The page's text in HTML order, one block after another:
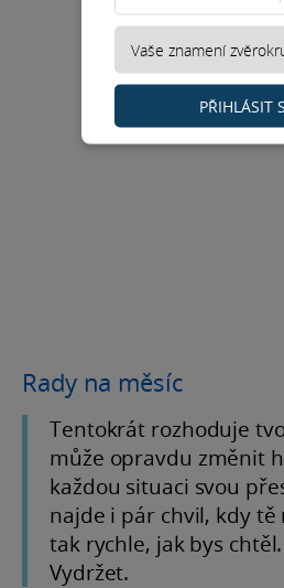
Rady na měsíc
Tentokrát rozhoduje
může opravdu změnit
každou situaci svou
najde i pár chvil, kdy
tak rychle, jak bys
Vydržet.
PŘIHLÁSIT